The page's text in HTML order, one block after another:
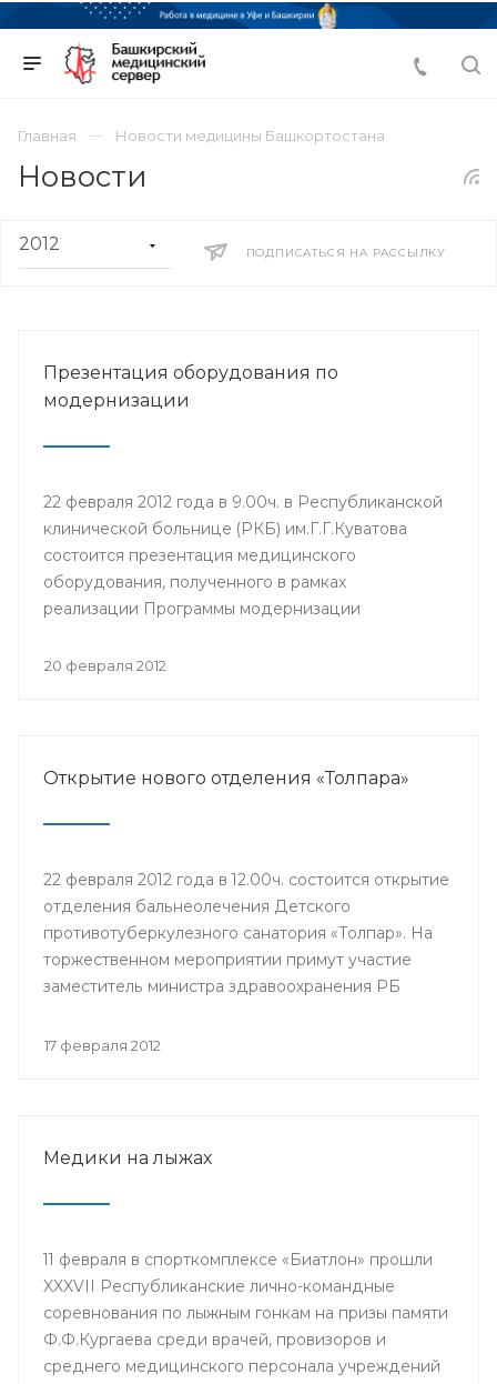
Главная Новости медицины Башкортостана
Новости
ПОДПИСАТЬСЯ НА РАССЫЛКУ
Презентация оборудования по
модернизации
22 февраля 2012 года в 9.00ч. в Республиканской
клинической больнице (РКБ) им.Г.Г.Куватова
состоится презентация медицинского
оборудования, полученного в рамках
реализации Программы модернизации
мероприятии примут участие министр
им.Г.Г.Куватова и другие.
20 февраля 2012
Открытие нового отделения «Толпара»
22 февраля 2012 года в 12.00ч. состоится открытие
отделения бальнеолечения Детского
противотуберкулезного санатория «Толпар». На
торжественном мероприятии примут участие
заместитель министра здравоохранения РБ
фтизиопульмонологии Башкирского
17 февраля 2012
Медики на лыжах
11 февраля в спорткомплексе «Биатлон» прошли
XXXVII Республиканские лично-командные
соревнования по лыжным гонкам на призы памяти
Ф.Ф.Кургаева среди врачей, провизоров и
среднего медицинского персонала учреждений